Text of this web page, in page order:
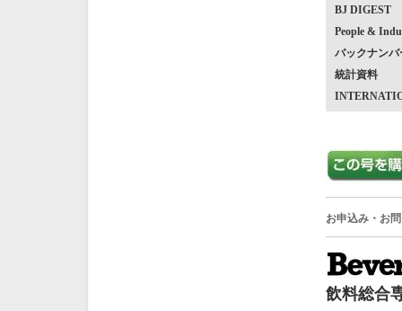
BJ DIGEST
People &
バックナンバ
統計資料
お申込み・お
飲料総合